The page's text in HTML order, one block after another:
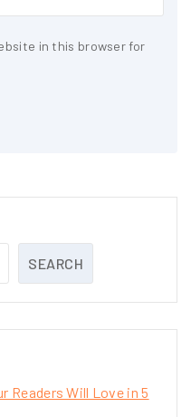
in this browser for
SEARCH
Readers Will Love in 5